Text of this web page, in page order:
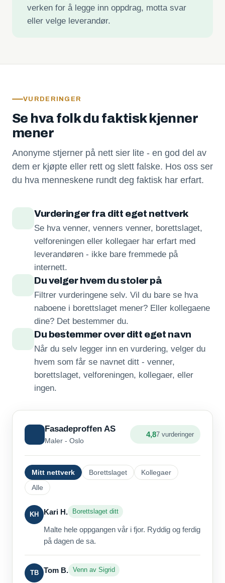
verken for å legge inn oppdrag, motta svar
eller velge leverandør.
VURDERINGER
Se hva folk du faktisk kjenner
mener
Anonyme stjerner på nett sier lite - en god del av
dem er kjøpte eller rett og slett falske. Hos oss ser
du hva menneskene rundt deg faktisk har erfart.
Vurderinger fra ditt eget nettverk
Se hva venner, venners venner, borettslaget,
velforeningen eller kollegaer har erfart med
leverandøren - ikke bare fremmede på
internett.
Du velger hvem du stoler på
Filtrer vurderingene selv. Vil du bare se hva
naboene i borettslaget mener? Eller kollegaene
dine? Det bestemmer du.
Du bestemmer over ditt eget navn
Når du selv legger inn en vurdering, velger du
hvem som får se navnet ditt - venner,
borettslaget, velforeningen, kollegaer, eller
ingen.
Fasadeproffen AS
Maler - Oslo
4,87 vurderinger
Mitt nettverk Borettslaget
Kollegaer
Alle
KH Kari H. Borettslaget ditt
Malte hele oppgangen vår i fjor. Ryddig og ferdig
på dagen de sa.
TB Tom B. Venn av Sigrid